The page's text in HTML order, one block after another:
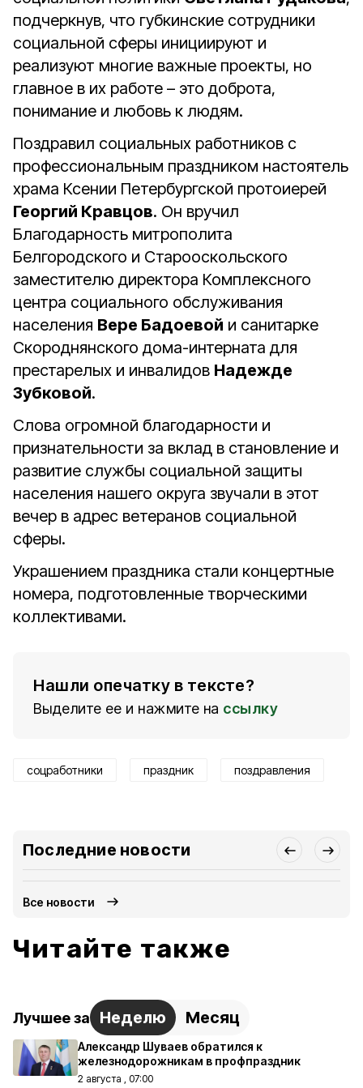
подчеркнув, что губкинские сотрудники
социальной сферы инициируют и
реализуют многие важные проекты, но
главное в их работе – это доброта,
понимание и любовь к людям.
Поздравил социальных работников с
профессиональным праздником настоятель
храма Ксении Петербургской протоиерей
Георгий Кравцов. Он вручил
Благодарность митрополита
Белгородского и Старооскольского
заместителю директора Комплексного
центра социального обслуживания
населения Вере Бадоевой и санитарке
Скороднянского дома-интерната для
престарелых и инвалидов Надежде
Зубковой.
Слова огромной благодарности и
признательности за вклад в становление и
развитие службы социальной защиты
населения нашего округа звучали в этот
вечер в адрес ветеранов социальной
сферы.
Украшением праздника стали концертные
номера, подготовленные творческими
коллективами.
Нашли опечатку в тексте?
Выделите ее и нажмите на ссылку
соцработники праздник поздравления
Последние новости
Все новости
Читайте также
Лучшее за Неделю Месяц
Александр Шуваев обратился к
железнодорожникам в профпраздник
2 августа , 07:00